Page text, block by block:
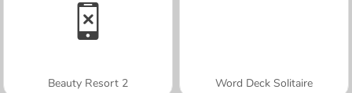
Beauty Resort 2 Word Deck Solitaire